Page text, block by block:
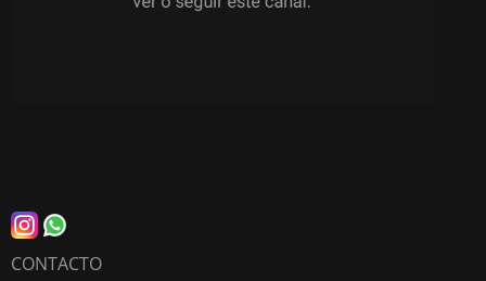
CONTACTO